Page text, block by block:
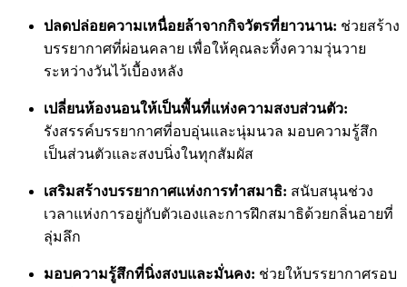
ปลดปล่อยความเหนื่อยล้าจากกิจวัตรที่ยาวนาน: ช่วยสร้าง
บรรยากาศที่ผ่อนคลาย เพื่อให้คุณละทิ้งความวุ่นวาย
ระหว่างวันไว้เบื้องหลัง
เปลี่ยนห้องนอนให้เป็นพื้นที่แห่งความสงบส่วนตัว:
รังสรรค์บรรยากาศที่อบอุ่นและนุ่มนวล มอบความรู้สึก
เป็นส่วนตัวและสงบนิ่งในทุกสัมผัส
เสริมสร้างบรรยากาศแห่งการทำสมาธิ: สนับสนุนช่วง
เวลาแห่งการอยู่กับตัวเองและการฝึกสมาธิด้วยกลิ่นอายที่
ลุ่มลึก
มอบความรู้สึกที่นิ่งสงบและมั่นคง: ช่วยให้บรรยากาศรอบ